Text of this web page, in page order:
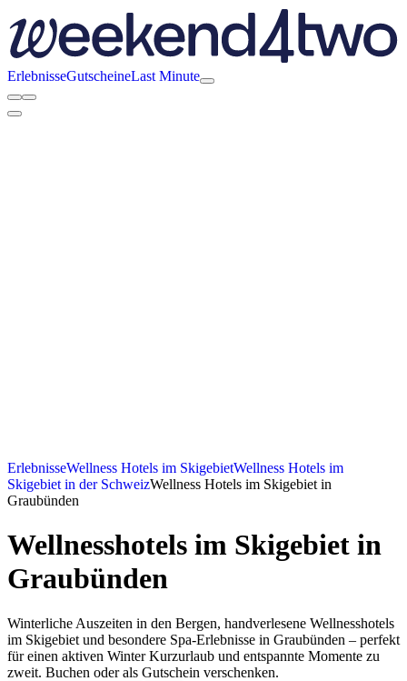
ErlebnisseGutscheineLast Minute
ErlebnisseWellness Hotels im SkigebietWellness Hotels im
Skigebiet in der SchweizWellness Hotels im Skigebiet in
Graubünden
Wellnesshotels im Skigebiet in
Graubünden
Winterliche Auszeiten in den Bergen, handverlesene Wellnesshotels
im Skigebiet und besondere Spa-Erlebnisse in Graubünden – perfekt
für einen aktiven Winter Kurzurlaub und entspannte Momente zu
zweit. Buchen oder als Gutschein verschenken.